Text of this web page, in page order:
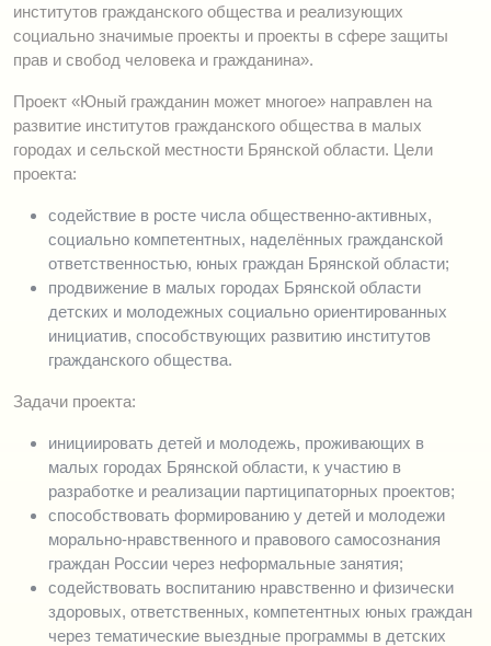
институтов гражданского общества и реализующих
социально значимые проекты и проекты в сфере защиты
прав и свобод человека и гражданина».
Проект «Юный гражданин может многое» направлен на
развитие институтов гражданского общества в малых
городах и сельской местности Брянской области. Цели
проекта:
содействие в росте числа общественно-активных,
социально компетентных, наделённых гражданской
ответственностью, юных граждан Брянской области;
продвижение в малых городах Брянской области
детских и молодежных социально ориентированных
инициатив, способствующих развитию институтов
гражданского общества.
Задачи проекта:
инициировать детей и молодежь, проживающих в
малых городах Брянской области, к участию в
разработке и реализации партиципаторных проектов;
способствовать формированию у детей и молодежи
морально-нравственного и правового самосознания
граждан России через неформальные занятия;
содействовать воспитанию нравственно и физически
здоровых, ответственных, компетентных юных граждан
через тематические выездные программы в детских